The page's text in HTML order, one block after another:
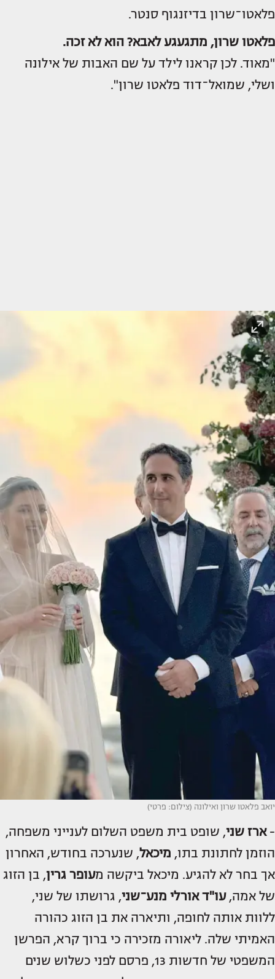
פלאטו־שרון בדיזנגוף סנטר.
פלאטו שרון, מתגעגע לאבא? הוא לא זכה.
"מאוד. לכן קראנו לילד על שם האבות של אילונה
ושלי, שמואל־דוד פלאטו שרון".
יואב פלאטו שרון ואילונה (צילום: פרטי)
-ארז שני, שופט בית משפט השלום לענייני משפחה,
הוזמן לחתונת בתו, מיכאל, שנערכה בחודש, האחרון
אך בחר לא להגיע. מיכאל ביקשה מעופר גרין, בן הזוג
של אמה,עו"ד אורלי מנע־שני, גרושתו של שני,
ללוות אותה לחופה, ותיארה את בן הזוג כהורה
האמיתי שלה. ליאורה מזכירה כי ברוך קרא, הפרשן
המשפטי של חדשות 13, פרסם לפני כשלוש שנים